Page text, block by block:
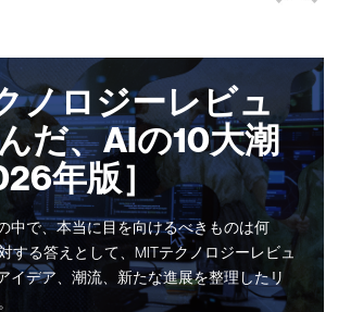
ノロジーレビュ
だ、AIの10大潮
年版］
中で、本当に目を向けるべきものは何
する答えとして、MITテクノロジーレビュ
イデア、潮流、新たな進展を整理したリ